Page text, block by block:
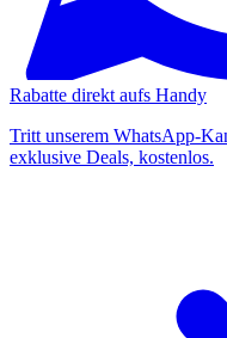
Rabatte direkt aufs Handy
Tritt unserem WhatsApp-
exklusive Deals, kostenlos.